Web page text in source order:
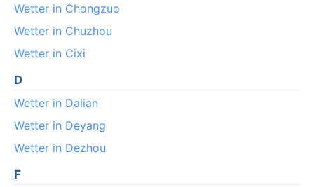
Wetter in Chongzuo
Wetter in Chuzhou
Wetter in Cixi
D
Wetter in Dalian
Wetter in Deyang
Wetter in Dezhou
F